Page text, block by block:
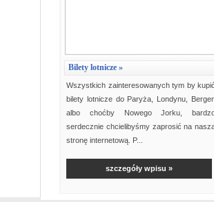
Bilety lotnicze »
Wszystkich zainteresowanych tym by
bilety lotnicze do Paryża, Londynu,
albo choćby Nowego Jorku,
serdecznie chcielibyśmy zaprosić na
stronę internetową. P...
szczegóły wpisu »